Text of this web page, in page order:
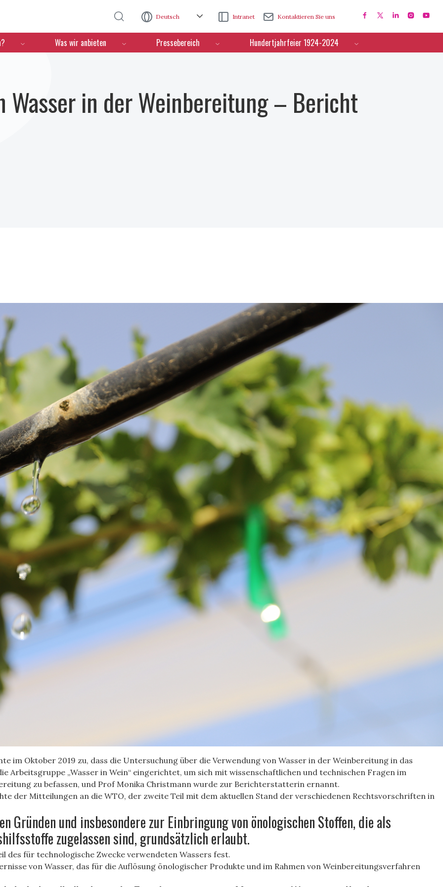
Deutsch Intranet Kontaktieren Sie uns
Was wir anbieten Pressebereich Hundertjahrfeier 1924-2024
Wasser in der Weinbereitung – Bericht
im Oktober 2019 zu, dass die Untersuchung über die Verwendung von Wasser in der Weinbereitung in das
Arbeitsgruppe „Wasser in Wein“ eingerichtet, um sich mit wissenschaftlichen und technischen Fragen im
zu befassen, und Prof Monika Christmann wurde zur Berichterstatterin ernannt.
der Mitteilungen an die WTO, der zweite Teil mit dem aktuellen Stand der verschiedenen Rechtsvorschriften in
Gründen und insbesondere zur Einbringung von önologischen Stoffen, die als
zugelassen sind, grundsätzlich erlaubt.
des für technologische Zwecke verwendeten Wassers fest.
von Wasser, das für die Auflösung önologischer Produkte und im Rahmen von Weinbereitungsverfahren